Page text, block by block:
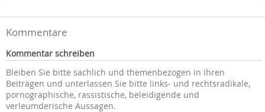
Kommentare
Kommentar schreiben
Bleiben Sie bitte sachlich und themenbezogen in Ihren
Beiträgen und unterlassen Sie bitte links- und rechtsradikale,
pornographische, rassistische, beleidigende und
verleumderische Aussagen.